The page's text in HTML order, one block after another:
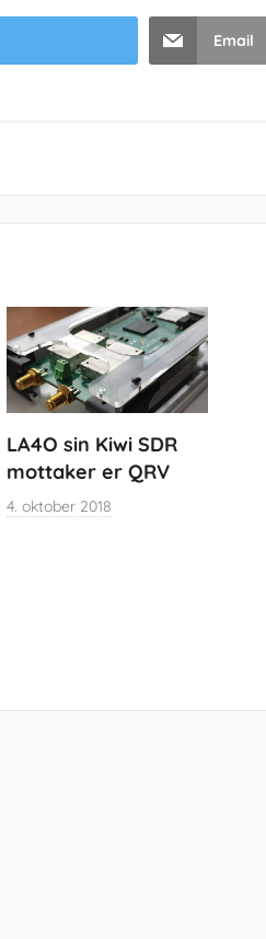
Email
LA4O sin Kiwi SDR
mottaker er QRV
4. oktober 2018